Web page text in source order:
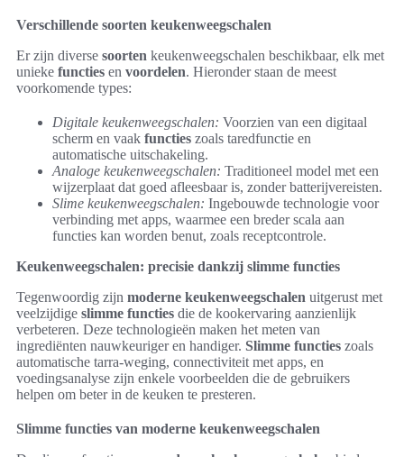
Verschillende soorten keukenweegschalen
Er zijn diverse soorten keukenweegschalen beschikbaar, elk met
unieke functies en voordelen. Hieronder staan de meest
voorkomende types:
Digitale keukenweegschalen: Voorzien van een digitaal
scherm en vaak functies zoals taredfunctie en
automatische uitschakeling.
Analoge keukenweegschalen: Traditioneel model met een
wijzerplaat dat goed afleesbaar is, zonder batterijvereisten.
Slime keukenweegschalen: Ingebouwde technologie voor
verbinding met apps, waarmee een breder scala aan
functies kan worden benut, zoals receptcontrole.
Keukenweegschalen: precisie dankzij slimme functies
Tegenwoordig zijn moderne keukenweegschalen uitgerust met
veelzijdige slimme functies die de kookervaring aanzienlijk
verbeteren. Deze technologieën maken het meten van
ingrediënten nauwkeuriger en handiger. Slimme functies zoals
automatische tarra-weging, connectiviteit met apps, en
voedingsanalyse zijn enkele voorbeelden die de gebruikers
helpen om beter in de keuken te presteren.
Slimme functies van moderne keukenweegschalen